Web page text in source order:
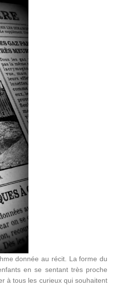
donnée au récit. La forme du
en se sentant très proche
à tous les curieux qui souhaitent